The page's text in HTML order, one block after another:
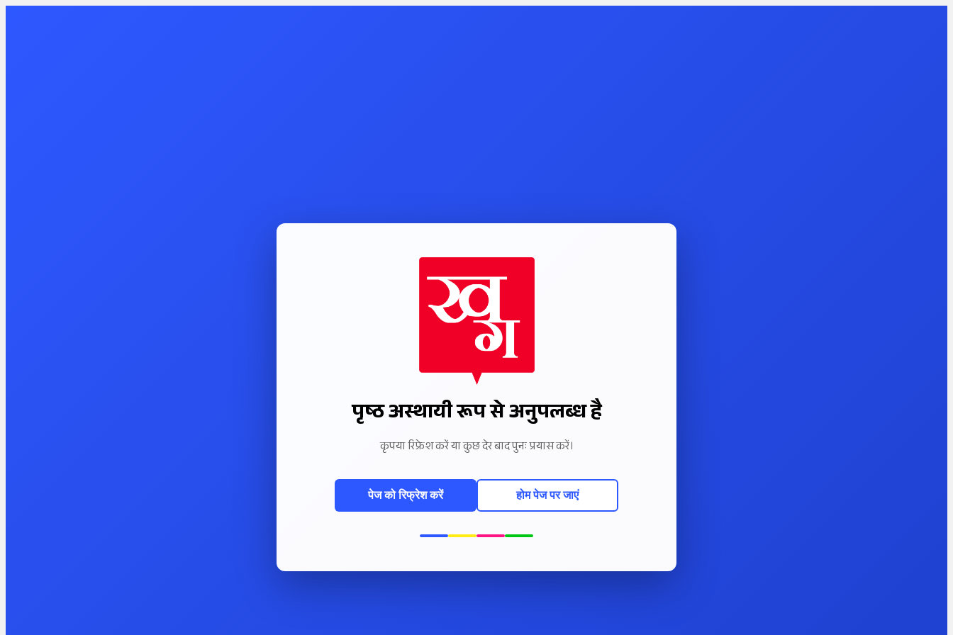
पृष्ठ अस्थायी रूप से अनुपलब्ध है
कृपया रिफ्रेश करें या कुछ देर बाद पुनः प्रयास करें।
पेज को रिफ्रेश करें होम पेज पर जाएं